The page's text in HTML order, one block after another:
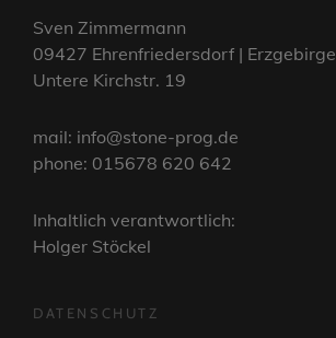
Sven Zimmermann
09427 Ehrenfriedersdorf | Erzgebirge
Untere Kirchstr. 19
mail: info@stone-prog.de
phone: 015678 620 642
Inhaltlich verantwortlich:
Holger Stöckel
DATENSCHUTZ